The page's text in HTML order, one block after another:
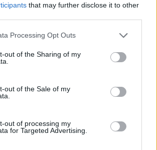
that may further disclose it to other
Processing Opt Outs
out of the Sharing of my
out of the Sale of my
out of processing my
for Targeted Advertising.
una misma dirección sobre cómo
varias veces una misma idea
nueva”. Ujiri negó que la decisión
con el polémico traspaso de
operación que sigue persiguiendo a la